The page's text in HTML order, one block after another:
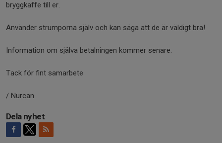
bryggkaffe till er.
Använder strumporna själv och kan säga att de är väldigt bra!
Information om själva betalningen kommer senare.
Tack för fint samarbete
/ Nurcan
Dela nyhet